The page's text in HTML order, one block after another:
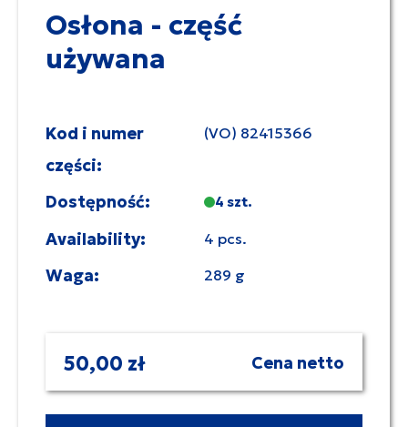
Osłona - część
używana
Kod i numer
części:
(VO) 82415366
Dostępność: 4 szt.
Availability: 4 pcs.
Waga: 289 g
50,00 zł Cena netto